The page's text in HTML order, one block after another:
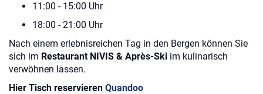
11:00 - 15:00 Uhr
18:00 - 21:00 Uhr
Nach einem erlebnisreichen Tag in den Bergen können Sie
sich im Restaurant NIVIS & Après-Ski im kulinarisch
verwöhnen lassen.
Hier Tisch reservieren Quandoo